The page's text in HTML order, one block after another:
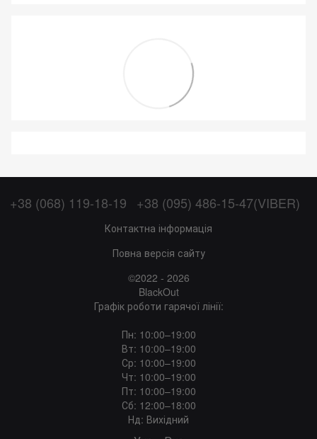
+38 (068) 119-18-19 +38 (095) 486-15-47(VIBER)
Контактна інформація
Повна версія сайту
©2022 - 2026
BlackOut
Графік роботи гарячої лінії:
Пн: 10:00–19:00
Вт: 10:00–19:00
Ср: 10:00–19:00
Чт: 10:00–19:00
Пт: 10:00–19:00
Сб: 12:00–18:00
Нд: Вихідний